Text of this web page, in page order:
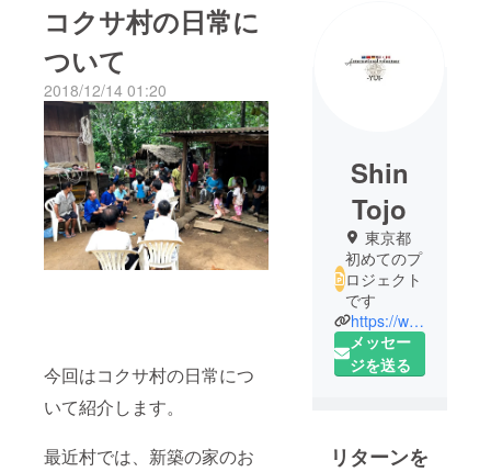
コクサ村の日常に
ついて
2018/12/14 01:20
今回はコクサ村の日常につ
いて紹介します。
最近村では、新築の家のお
Shin
Tojo
東京都
初めてのプ
ロジェクト
です
https://www.facebook.com/yuicompass/?eid=ARBX9HKSrOCE90sWeRdCY-3ghkr3dN8u-ynnfXDbBArO1mk4Fo1_t1z3ezyEomWbvegzXWAT7UsrhHUv
メッセー
ジを送る
リターンを